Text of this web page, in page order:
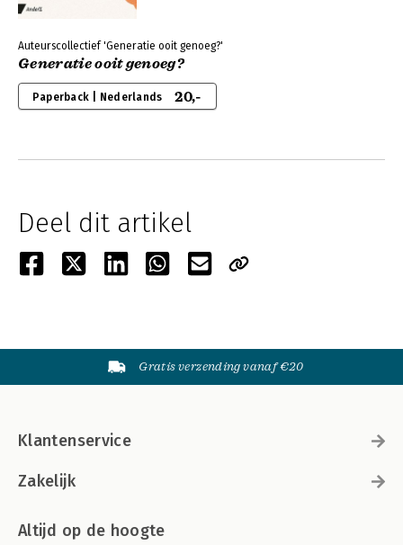
Auteurscollectief 'Generatie ooit genoeg?'
Generatie ooit genoeg?
Paperback | Nederlands 20,-
Deel dit artikel
Gratis verzending vanaf €20
Klantenservice
Zakelijk
Altijd op de hoogte